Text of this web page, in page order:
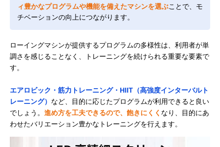
ィ豊かなプログラムや機能を備えたマシンを選ぶことで、モ
チベーションの向上につながります。
ローイングマシンが提供するプログラムの多様性は、利用者が単
調さを感じることなく、トレーニングを続けられる重要な要素で
す。
エアロビック・筋力トレーニング・HIIT（高強度インターバルト
レーニング） など、目的に応じたプログラムが利用できると良い
でしょう。 進め方を工夫できるので、飽きにくく なり、目的にあ
わせたバリエーション豊かなトレーニングを行えます。